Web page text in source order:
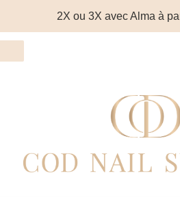
2X ou 3X avec Alma à